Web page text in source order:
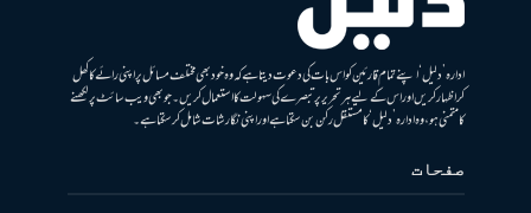
ادارہ ’دلیل‘ اپنے تمام قارئین کو اس بات کی دعوت دیتا ہے کہ وہ خود بھی مختلف مسائل پر اپنی رائے کا کھل
کر اظہار کریں اور اس کے لیے ہر تحریر پر تبصرے کی سہولت کا استعمال کریں۔ جو بھی ویب سائٹ پر لکھنے
کا متمنی ہو، وہ ادارہ ’دلیل‘ کا مستقل رکن بن سکتا ہے اور اپنی نگارشات شامل کرسکتا ہے۔
صفحات